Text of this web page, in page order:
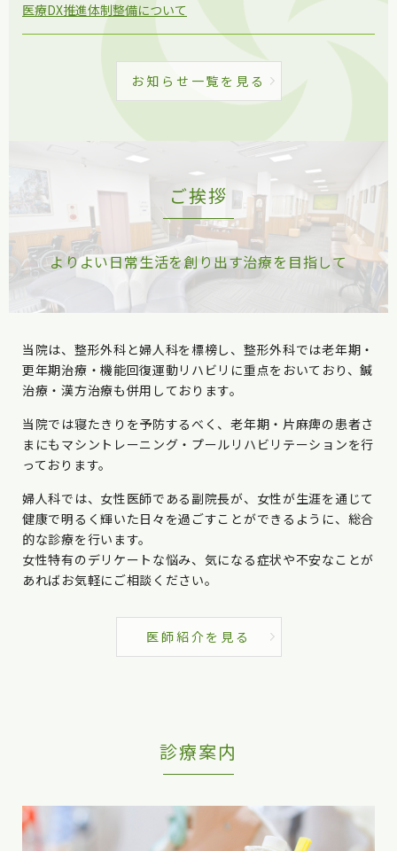
医療DX推進体制整備について
お知らせ一覧を見る
ご挨拶
よりよい日常生活を創り出す治療を目指して
当院は、整形外科と婦人科を標榜し、整形外科では老年期・
更年期治療・機能回復運動リハビリに重点をおいており、鍼
治療・漢方治療も併用しております。
当院では寝たきりを予防するべく、老年期・片麻痺の患者さ
まにもマシントレーニング・プールリハビリテーションを行
っております。
婦人科では、女性医師である副院長が、女性が生涯を通じて
健康で明るく輝いた日々を過ごすことができるように、総合
的な診療を行います。
女性特有のデリケートな悩み、気になる症状や不安なことが
あればお気軽にご相談ください。
医師紹介を見る
診療案内